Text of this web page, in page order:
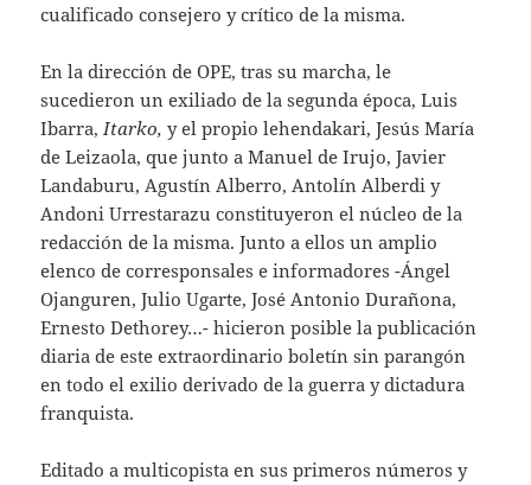
cualificado consejero y crítico de la misma.
En la dirección de OPE, tras su marcha, le
sucedieron un exiliado de la segunda época, Luis
Ibarra,Itarko, y el propio lehendakari, Jesús María
de Leizaola, que junto a Manuel de Irujo, Javier
Landaburu, Agustín Alberro, Antolín Alberdi y
Andoni Urrestarazu constituyeron el núcleo de la
redacción de la misma. Junto a ellos un amplio
elenco de corresponsales e informadores -Ángel
Ojanguren, Julio Ugarte, José Antonio Durañona,
Ernesto Dethorey…- hicieron posible la publicación
diaria de este extraordinario boletín sin parangón
en todo el exilio derivado de la guerra y dictadura
franquista.
Editado a multicopista en sus primeros números y